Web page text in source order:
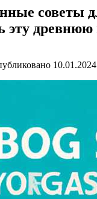
советы
эту
10.01.2024